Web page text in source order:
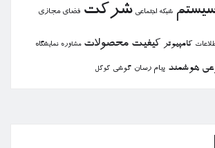
شبكه اجتماعی شركت فضای مجازی
كامپیوتر كیفیت محصولات مشاوره نمایشگاه
هوشمند پیام رسان گوشی گوگل